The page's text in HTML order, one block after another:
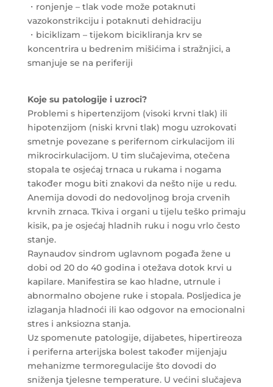
・ronjenje – tlak vode može potaknuti
vazokonstrikciju i potaknuti dehidraciju
・biciklizam – tijekom bicikliranja krv se
koncentrira u bedrenim mišićima i stražnjici, a
smanjuje se na periferiji
Koje su patologije i uzroci?
Problemi s hipertenzijom (visoki krvni tlak) ili
hipotenzijom (niski krvni tlak) mogu uzrokovati
smetnje povezane s perifernom cirkulacijom ili
mikrocirkulacijom. U tim slučajevima, otečena
stopala te osjećaj trnaca u rukama i nogama
također mogu biti znakovi da nešto nije u redu.
Anemija dovodi do nedovoljnog broja crvenih
krvnih zrnaca. Tkiva i organi u tijelu teško primaju
kisik, pa je osjećaj hladnih ruku i nogu vrlo često
stanje.
Raynaudov sindrom uglavnom pogađa žene u
dobi od 20 do 40 godina i otežava dotok krvi u
kapilare. Manifestira se kao hladne, utrnule i
abnormalno obojene ruke i stopala. Posljedica je
izlaganja hladnoći ili kao odgovor na emocionalni
stres i anksiozna stanja.
Uz spomenute patologije, dijabetes, hipertireoza
i periferna arterijska bolest također mijenjaju
mehanizme termoregulacije što dovodi do
sniženja tjelesne temperature. U većini slučajeva